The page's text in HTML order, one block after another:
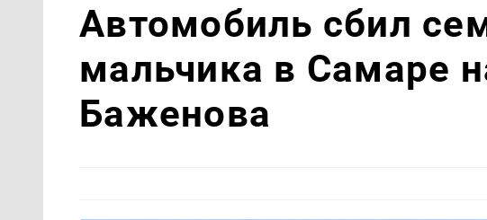
Автомобиль сбил
мальчика в Самаре
Баженова